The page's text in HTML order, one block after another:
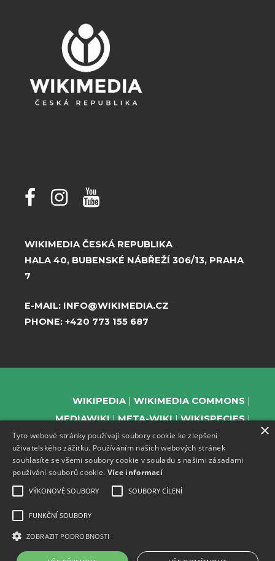
WIKIMEDIA ČESKÁ REPUBLIKA
HALA 40, BUBENSKÉ NÁBŘEŽÍ 306/13, PRAHA
7
E-MAIL: INFO@WIKIMEDIA.CZ
PHONE: +420 773 155 687
WIKIPEDIA
WIKIMEDIA COMMONS
MEDIAWIKI
META-WIKI
WIKISPECIES
WIKIBOOKS
WIKIDATA
WIKIMANIA
WIKINEWS
WIKIQUOTE
WIKISOURCE
WIKIVERSITY
×
Tyto webové stránky používají soubory cookie ke zlepšení
uživatelského zážitku. Používáním našich webových stránek
souhlasíte se všemi soubory cookie v souladu s našimi zásadami
používání souborů cookie. Více informací
VÝKONOVÉ SOUBORY SOUBORY CÍLENÍ
FUNKČNÍ SOUBORY
ZOBRAZIT PODROBNOSTI